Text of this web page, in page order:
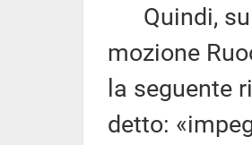
Quindi, sul
mozione
la seguente
detto: